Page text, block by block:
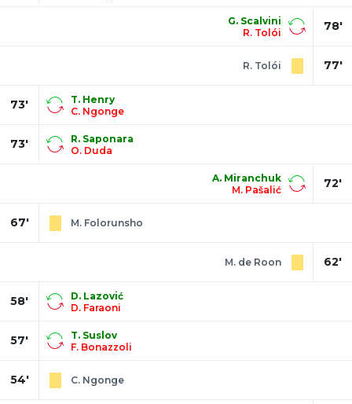
78'
G. Scalvini
R. Tolói
77'
R. Tolói
73'
T. Henry
C. Ngonge
73'
R. Saponara
O. Duda
72'
A. Miranchuk
M. Pašalić
67' M. Folorunsho
62'
M. de Roon
58'
D. Lazović
D. Faraoni
57'
T. Suslov
F. Bonazzoli
54' C. Ngonge